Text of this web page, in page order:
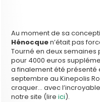
Au moment de sa
Hénocquen’était pas
Tourné en deux
pour 4000 euros
a finalement été présenté
septembre au Kinepolis
craquer… avec
notre site (lireici).